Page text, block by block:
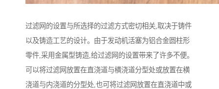
过滤网的设置与所选择的过滤方式密切相关,取决于铸件
以及铸造工艺的设计。由于发动机活塞为铝合金圆柱形
零件,采用金属型铸造,给过滤网的设置带来了许多不便。
可以将过滤网放置在直浇道与横浇道分型处或放置在横
浇道与内浇道的分型处,也可将过滤网放置在直浇道中或